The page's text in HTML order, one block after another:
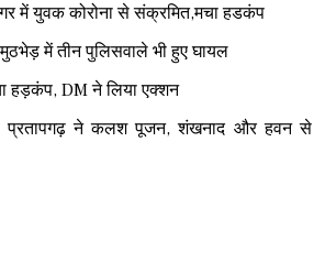
में युवक कोरोना से संक्रमित,मचा हडकंप
में तीन पुलिसवाले भी हुए घायल
हड़कंप, DM ने लिया एक्शन
प्रतापगढ़ ने कलश पूजन, शंखनाद और हवन से